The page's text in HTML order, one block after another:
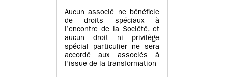
Aucun associé ne bénéficie
de droits spéciaux à
l’encontre de la Société, et
aucun droit ni privilège
spécial particulier ne sera
accordé aux associés à
l’issue de la transformation